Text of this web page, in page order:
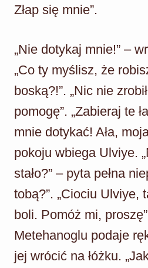
Złap się mnie”.
„Nie dotykaj mnie!” –
„Co ty myślisz, że
boską?!”. „Nic nie
pomogę”. „Zabieraj te
mnie dotykać! Ała,
pokoju wbiega Ulviye.
stało?” – pyta pełna
tobą?”. „Ciociu Ulviye,
boli. Pomóż mi,
Metehanoglu podaje
jej wrócić na łóżku.